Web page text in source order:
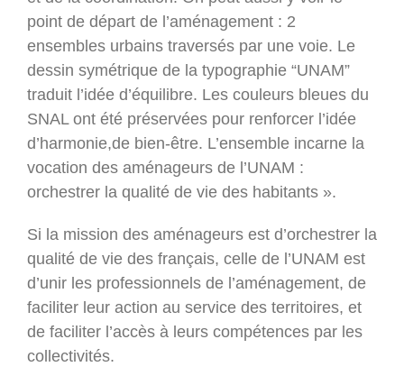
point de départ de l’aménagement : 2
ensembles urbains traversés par une voie. Le
dessin symétrique de la typographie “UNAM”
traduit l’idée d’équilibre. Les couleurs bleues du
SNAL ont été préservées pour renforcer l’idée
d’harmonie,de bien-être. L’ensemble incarne la
vocation des aménageurs de l’UNAM :
orchestrer la qualité de vie des habitants ».
Si la mission des aménageurs est d’orchestrer la
qualité de vie des français, celle de l’UNAM est
d’unir les professionnels de l’aménagement, de
faciliter leur action au service des territoires, et
de faciliter l’accès à leurs compétences par les
collectivités.